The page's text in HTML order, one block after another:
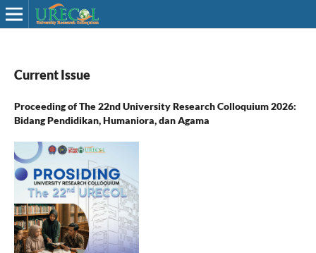
Current Issue
Proceeding of The 22nd University Research Colloquium 2026:
Bidang Pendidikan, Humaniora, dan Agama